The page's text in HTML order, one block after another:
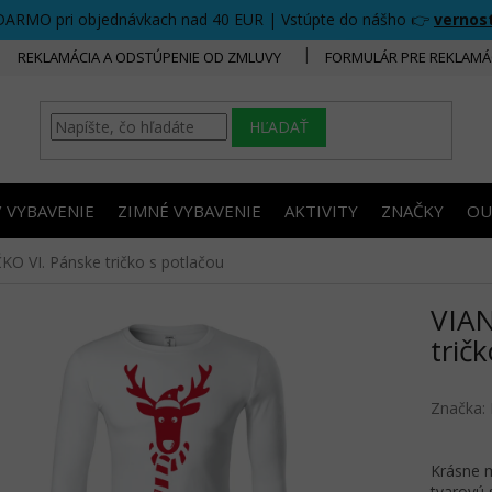
pri objednávkach nad 40 EUR | Vstúpte do nášho 👉
REKLAMÁCIA A ODSTÚPENIE OD ZMLUVY FORMULÁR PRE
HĽADAŤ
ZIMNÉ VYBAVENIE AKTIVITY ZNAČKY
VI. Pánske tričko s potlačou
Značka:
Krásne